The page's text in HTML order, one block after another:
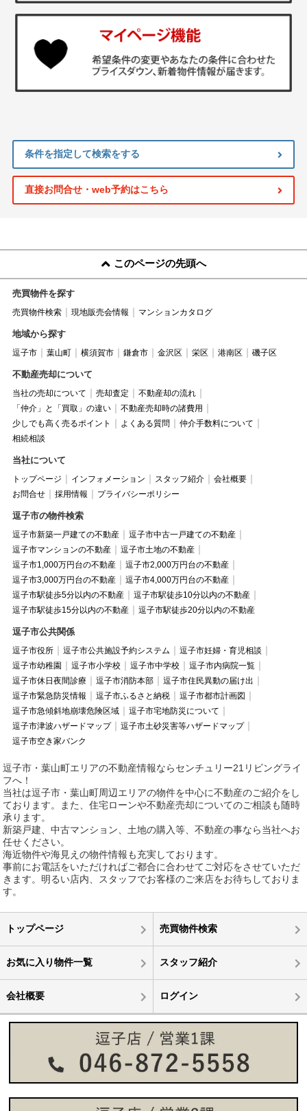
条件を指定して検索をする
直接お問合せ・web予約はこちら
このページの先頭へ
売買物件を探す
売買物件検索 現地販売会情報 マンションカタログ
地域から探す
逗子市 葉山町 横須賀市 鎌倉市 金沢区 栄区 港南区 磯子区
不動産売却について
当社の売却について 売却査定
不動産却の流れ
「仲介」と「買取」の違い
不動産売却時の諸費用
少しでも高く売るポイント
よくある質問
仲介手数料について
相続相談
当社について
トップページ インフォメーション スタッフ紹介
会社概要
お問合せ
採用情報 プライバシーポリシー
逗子市の物件検索
逗子市新築一戸建ての不動産
逗子市中古一戸建ての不動産
逗子市マンションの不動産
逗子市土地の不動産
逗子市1,000万円台の不動産
逗子市2,000万円台の不動産
逗子市3,000万円台の不動産
逗子市4,000万円台の不動産
逗子市駅徒歩5分以内の不動産
逗子市駅徒歩10分以内の不動産
逗子市駅徒歩15分以内の不動産
逗子市駅徒歩20分以内の不動産
逗子市公共関係
逗子市役所 逗子市公共施設予約システム
逗子市妊婦・育児相談
逗子市幼稚園
逗子市小学校 逗子市中学校
逗子市内病院一覧
逗子市休日夜間診療
逗子市消防本部
逗子市住民異動の届け出
逗子市緊急防災情報
逗子市ふるさと納税
逗子市都市計画図
逗子市急傾斜地崩壊危険区域
逗子市宅地防災について
逗子市津波ハザードマップ
逗子市土砂災害等ハザードマップ
逗子市空き家バンク
逗子市・葉山町エリアの不動産情報ならセンチュリー21リビングライ
フへ！
当社は逗子市・葉山町周辺エリアの物件を中心に不動産のご紹介をし
ております。また、住宅ローンや不動産売却についてのご相談も随時
承ります。
新築戸建、中古マンション、土地の購入等、不動産の事なら当社へお
任せください。
海近物件や海見えの物件情報も充実しております。
事前にお電話をいただければご都合に合わせてご対応をさせていただ
きます。明るい店内、スタッフでお客様のご来店をお待ちしておりま
す。
トップページ 売買物件検索
お気に入り物件一覧 スタッフ紹介
会社概要 ログイン